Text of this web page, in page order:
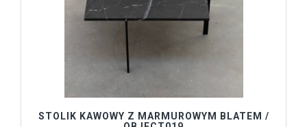
STOLIK KAWOWY Z MARMUROWYM BLATEM /